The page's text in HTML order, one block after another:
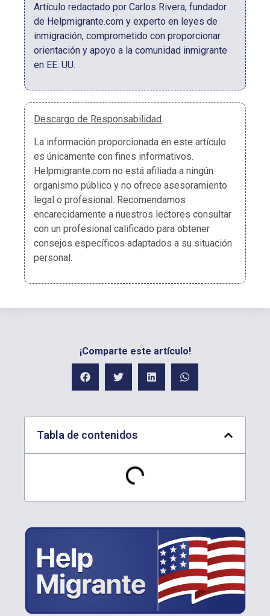
Artículo redactado por Carlos Rivera, fundador
de Helpmigrante.com y experto en leyes de
inmigración, comprometido con proporcionar
orientación y apoyo a la comunidad inmigrante
en EE. UU.
Descargo de Responsabilidad
La información proporcionada en este artículo
es únicamente con fines informativos.
Helpmigrante.com no está afiliada a ningún
organismo público y no ofrece asesoramiento
legal o profesional. Recomendamos
encarecidamente a nuestros lectores consultar
con un profesional calificado para obtener
consejos específicos adaptados a su situación
personal.
¡Comparte este artículo!
Tabla de contenidos